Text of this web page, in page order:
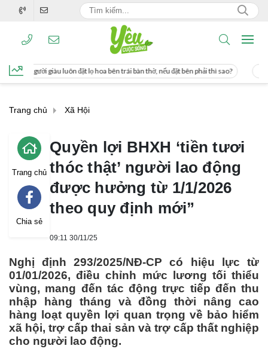
lọ hoa bên trái bàn thờ, nếu đặt bên phải thì sao? Cách uống nước mía
Trang chủ Xã Hội
Trang chủ
Chia sẻ
Quyền lợi BHXH ‘tiền tươi
thóc thật’ người lao động
được hưởng từ 1/1/2026
theo quy định mới”
09:11 30/11/25
Nghị định 293/2025/NĐ-CP có hiệu lực từ
01/01/2026, điều chỉnh mức lương tối thiểu
vùng, mang đến tác động trực tiếp đến thu
nhập hàng tháng và đồng thời nâng cao
hàng loạt quyền lợi quan trọng về bảo hiểm
xã hội, trợ cấp thai sản và trợ cấp thất nghiệp
cho người lao động.